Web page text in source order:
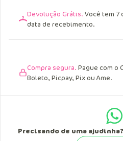
Devolução Grátis. Você tem 7
data de recebimento.
Compra segura. Pague com o
Boleto, Picpay, Pix ou Ame.
Precisando de uma ajudinha?